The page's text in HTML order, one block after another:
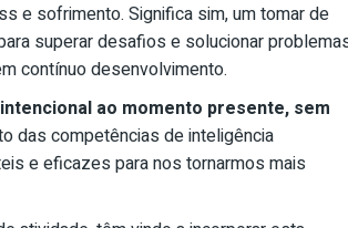
e sofrimento. Significa sim, um tomar de
superar desafios e solucionar
contínuo desenvolvimento.
ao momento presente, sem
das competências de inteligência
e eficazes para nos tornarmos mais